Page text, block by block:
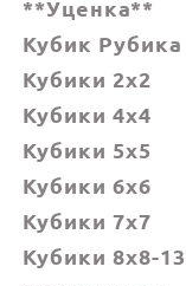
**Уценка**
Кубик Рубика
Кубики 2x2
Кубики 4x4
Кубики 5x5
Кубики 6х6
Кубики 7х7
Кубики 8x8-